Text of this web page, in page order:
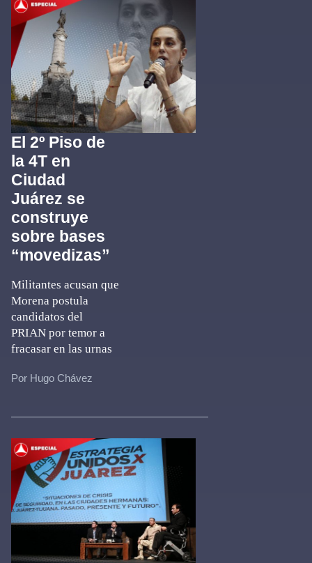
El 2º Piso de
la 4T en
Ciudad
Juárez se
construye
sobre bases
“movedizas”
Militantes acusan que
Morena postula
candidatos del
PRIAN por temor a
fracasar en las urnas
Por Hugo Chávez